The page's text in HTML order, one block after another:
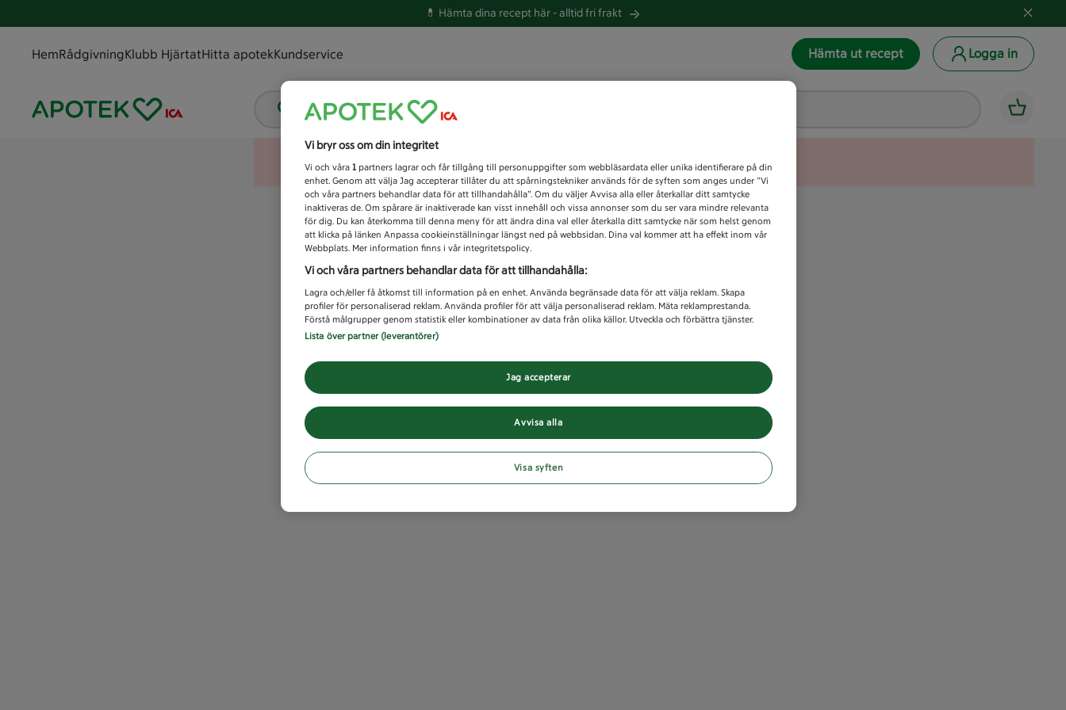
💊 Hämta dina recept här -alltid fri frakt
HemRådgivningKlubb HjärtatHitta apotekKundservice Hämta ut recept Logga in
Vad letar du efter idag?
Unknown error
Vi bryr oss om din integritet
Vi och våra 1 partners lagrar och får tillgång till personuppgifter som webbläsardata eller unika identifierare på din
enhet. Genom att välja Jag accepterar tillåter du att spårningstekniker används för de syften som anges under ”Vi
och våra partners behandlar data för att tillhandahålla”. Om du väljer Avvisa alla eller återkallar ditt samtycke
inaktiveras de. Om spårare är inaktiverade kan visst innehåll och vissa annonser som du ser vara mindre relevanta
för dig. Du kan återkomma till denna meny för att ändra dina val eller återkalla ditt samtycke när som helst genom
att klicka på länken Anpassa cookieinställningar längst ned på webbsidan. Dina val kommer att ha effekt inom vår
Webbplats. Mer information finns i vår integritetspolicy.
Vi och våra partners behandlar data för att tillhandahålla:
Lagra och/eller få åtkomst till information på en enhet. Använda begränsade data för att välja reklam. Skapa
profiler för personaliserad reklam. Använda profiler för att välja personaliserad reklam. Mäta reklamprestanda.
Förstå målgrupper genom statistik eller kombinationer av data från olika källor. Utveckla och förbättra tjänster.
Lista över partner (leverantörer)
Avvisa alla
Jag accepterar
Visa syften